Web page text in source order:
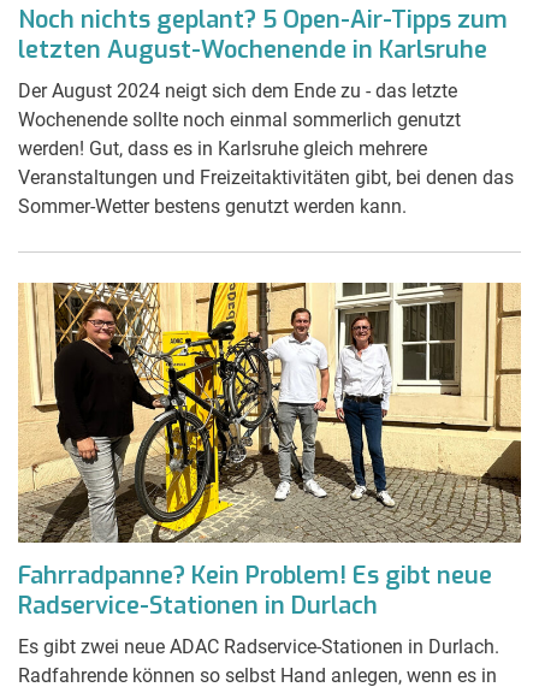
Noch nichts geplant? 5 Open-Air-Tipps zum
letzten August-Wochenende in Karlsruhe
Der August 2024 neigt sich dem Ende zu - das letzte
Wochenende sollte noch einmal sommerlich genutzt
werden! Gut, dass es in Karlsruhe gleich mehrere
Veranstaltungen und Freizeitaktivitäten gibt, bei denen das
Sommer-Wetter bestens genutzt werden kann.
Fahrradpanne? Kein Problem! Es gibt neue
Radservice-Stationen in Durlach
Es gibt zwei neue ADAC Radservice-Stationen in Durlach.
Radfahrende können so selbst Hand anlegen, wenn es in